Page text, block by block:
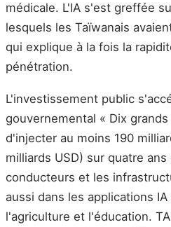
médicale. L'IA s'est greffée
lesquels les Taïwanais
qui explique à la fois la
pénétration.
L'investissement public
gouvernemental « Dix
d'injecter au moins 190
milliards USD) sur quatre
conducteurs et les
aussi dans les applications
l'agriculture et l'éducation.